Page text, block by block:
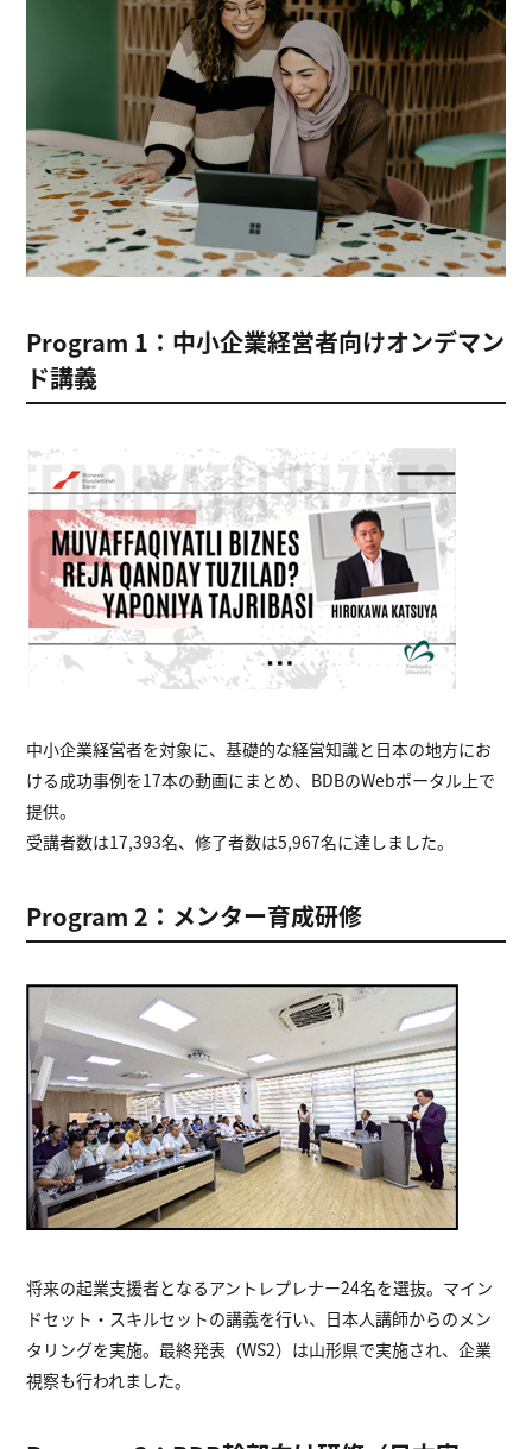
Program 1：中小企業経営者向けオンデマン
ド講義
中小企業経営者を対象に、基礎的な経営知識と日本の地方にお
ける成功事例を17本の動画にまとめ、BDBのWebポータル上で
提供。
受講者数は17,393名、修了者数は5,967名に達しました。
Program 2：メンター育成研修
将来の起業支援者となるアントレプレナー24名を選抜。マイン
ドセット・スキルセットの講義を行い、日本人講師からのメン
タリングを実施。最終発表（WS2）は山形県で実施され、企業
視察も行われました。